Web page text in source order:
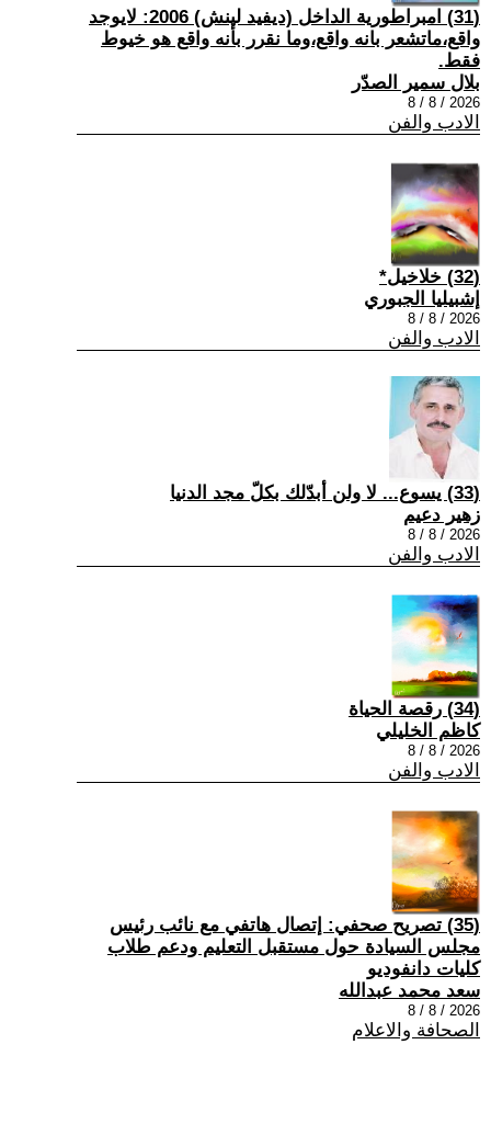
(31) امبراطورية الداخل (ديفيد لينش) 2006: لايوجد
واقع،ماتشعر بانه واقع،وما نقرر بأنه واقع هو خيوط
فقط.
بلال سمير الصدّر
2026 / 8 / 8
الادب والفن
(32) خلاخيل*
إشبيليا الجبوري
2026 / 8 / 8
الادب والفن
(33) يسوع... لا ولن أبدّلك بكلّ مجد الدنيا
زهير دعيم
2026 / 8 / 8
الادب والفن
(34) رقصة الحياة
كاظم الخليلي
2026 / 8 / 8
الادب والفن
(35) تصريح صحفي: إتصال هاتفي مع نائب رئيس
مجلس السيادة حول مستقبل التعليم ودعم طلاب
كليات دانفوديو
سعد محمد عبدالله
2026 / 8 / 8
الصحافة والاعلام